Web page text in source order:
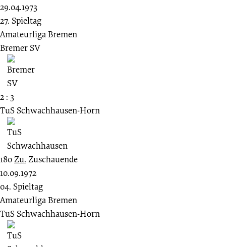
29.04.1973
27. Spieltag
Amateurliga Bremen
Bremer SV
2 : 3
TuS Schwachhausen-Horn
180Zu. Zuschauende
10.09.1972
04. Spieltag
Amateurliga Bremen
TuS Schwachhausen-Horn